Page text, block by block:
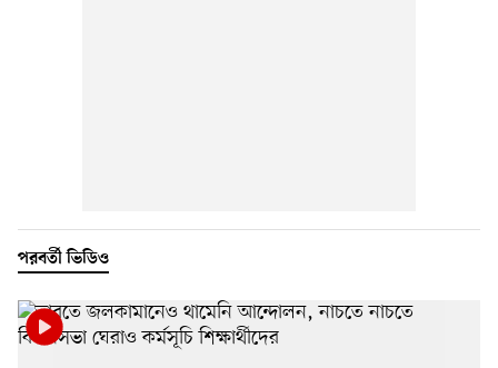
পরবর্তী ভিডিও